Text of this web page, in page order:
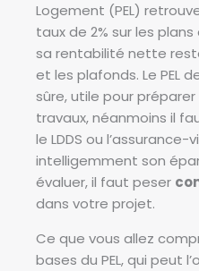
Logement (PEL)
taux de 2% sur les
sa rentabilité nette
et les plafonds. Le PEL
sûre, utile pour
travaux, néanmoins il
le LDDS ou l’assurance-
intelligemment son
évaluer, il faut peser
dans votre projet.
Ce que vous allez
bases du PEL, qui peut